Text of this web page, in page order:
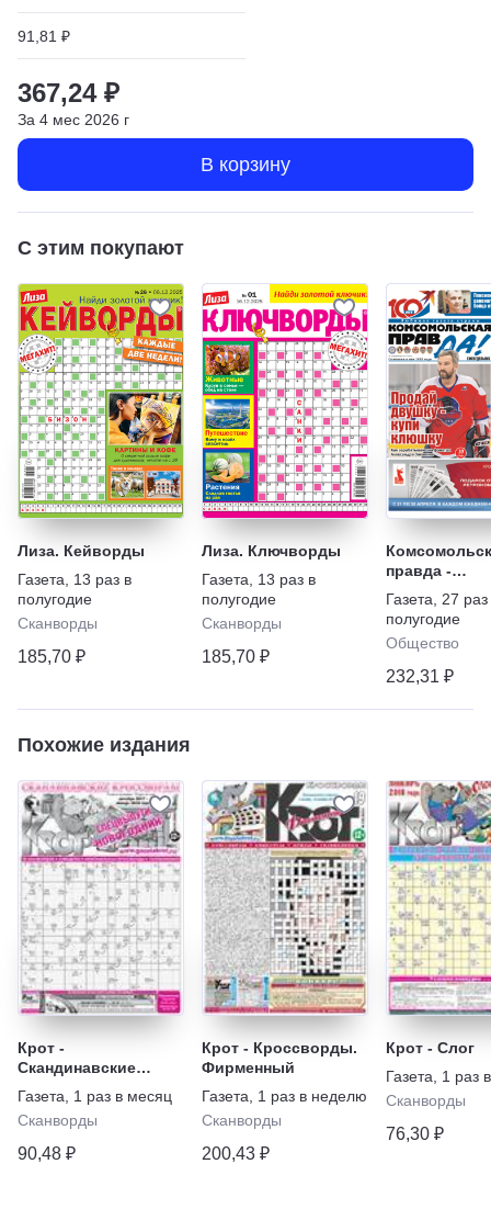
91,81 ₽
367,24 ₽
За 4 мес 2026 г
В корзину
С этим покупают
Лиза. Кейворды
Газета
13 раз в
полугодие
Сканворды
185,70 ₽
Лиза. Ключворды
Газета
13 раз в
полугодие
Сканворды
185,70 ₽
правда -
Газета
27 раз
полугодие
Общество
232,31 ₽
Похожие издания
Крот -
Скандинавские
кроссворды.
Спецвыпуск
Газета
1 раз в месяц
Сканворды
90,48 ₽
Крот - Кроссворды.
Фирменный
Газета
1 раз в неделю
Сканворды
200,43 ₽
Крот - Слог
Газета
1 раз
Сканворды
76,30 ₽